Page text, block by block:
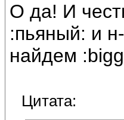
О да! И
:пьяный: и
найдем
Цитата: